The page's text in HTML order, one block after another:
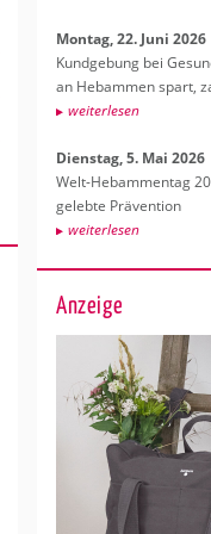
Mon­tag, 22. Juni 2026
Kund­ge­bung bei
an Heb­am­men spart,
wei­ter­le­sen
Diens­tag, 5. Mai 2026
Welt-Heb­am­men­tag
ge­leb­te Prä­ven­ti­on
wei­ter­le­sen
Anzeige